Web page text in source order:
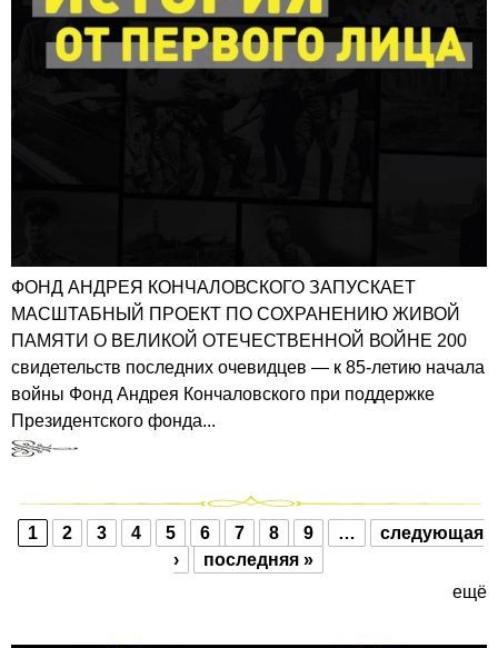
ФОНД АНДРЕЯ КОНЧАЛОВСКОГО ЗАПУСКАЕТ
МАСШТАБНЫЙ ПРОЕКТ ПО СОХРАНЕНИЮ ЖИВОЙ
ПАМЯТИ О ВЕЛИКОЙ ОТЕЧЕСТВЕННОЙ ВОЙНЕ 200
свидетельств последних очевидцев — к 85-летию начала
войны Фонд Андрея Кончаловского при поддержке
Президентского фонда...
Страницы
1 2 3 4 5 6 7 8 9 …
следующая
›
последняя »
ещё